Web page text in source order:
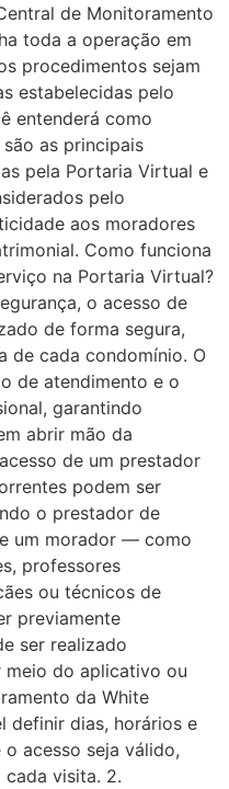
de Monitoramento
toda a operação em
procedimentos sejam
estabelecidas pelo
entenderá como
as principais
pela Portaria Virtual e
pelo
aos moradores
Como funciona
na Portaria Virtual?
o acesso de
de forma segura,
de cada condomínio. O
de atendimento e o
garantindo
abrir mão da
de um prestador
podem ser
o prestador de
um morador — como
professores
ou técnicos de
previamente
ser realizado
do aplicativo ou
da White
definir dias, horários e
acesso seja válido,
cada visita. 2.